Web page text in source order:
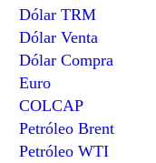
Dólar TRM
Dólar Venta
Dólar Compra
Euro
COLCAP
Petróleo Brent
Petróleo WTI